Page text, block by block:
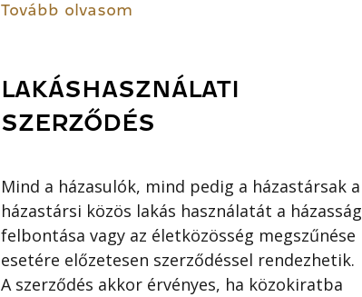
Tovább olvasom
LAKÁSHASZNÁLATI
SZERZŐDÉS
Mind a házasulók, mind pedig a házastársak a
házastársi közös lakás használatát a házasság
felbontása vagy az életközösség megszűnése
esetére előzetesen szerződéssel rendezhetik.
A szerződés akkor érvényes, ha közokiratba